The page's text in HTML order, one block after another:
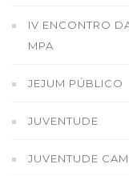
IV ENCONTRO
MPA
JEJUM PÚBLICO
JUVENTUDE
JUVENTUDE